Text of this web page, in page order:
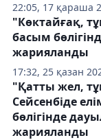
22:05, 17 қараша
17:32, 25 қазан
"Көктайғақ,
басым
жарияланды
"Қатты жел,
Сейсенбіде
бөлігінде
жарияланды